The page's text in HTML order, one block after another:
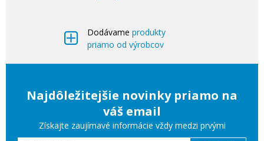
Dodávame produkty
priamo od výrobcov
Najdôležitejšie novinky priamo na
váš email
Získajte zaujímavé informácie vždy medzi prvými